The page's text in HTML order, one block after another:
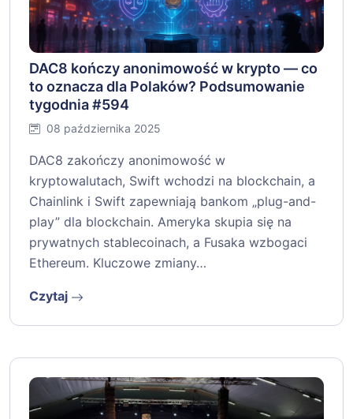
DAC8 kończy anonimowość w krypto — co
to oznacza dla Polaków? Podsumowanie
tygodnia #594
08 października 2025
DAC8 zakończy anonimowość w
kryptowalutach, Swift wchodzi na blockchain, a
Chainlink i Swift zapewniają bankom „plug-and-
play” dla blockchain. Ameryka skupia się na
prywatnych stablecoinach, a Fusaka wzbogaci
Ethereum. Kluczowe zmiany…
Czytaj